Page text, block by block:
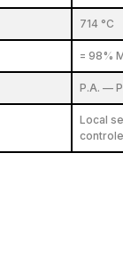
714 °C
= 98%
P.A. —
Local